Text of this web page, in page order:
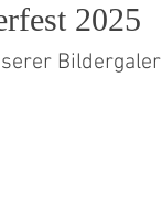
Sommerfest
2025